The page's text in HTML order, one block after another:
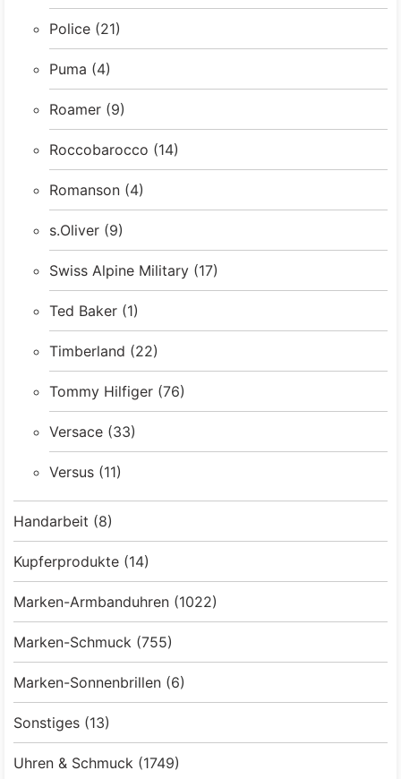
Police (21)
Puma (4)
Roamer (9)
Roccobarocco (14)
Romanson (4)
s.Oliver (9)
Swiss Alpine Military (17)
Ted Baker (1)
Timberland (22)
Tommy Hilfiger (76)
Versace (33)
Versus (11)
Handarbeit (8)
Kupferprodukte (14)
Marken-Armbanduhren (1022)
Marken-Schmuck (755)
Marken-Sonnenbrillen (6)
Sonstiges (13)
Uhren & Schmuck (1749)